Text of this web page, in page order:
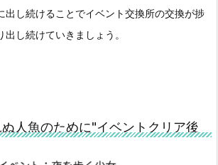
出し続けることでイベント交換所の交換が捗
し続けていきましょう。
人魚のために"イベントクリア後